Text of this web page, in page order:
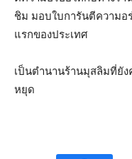
ชิม มอบใบการันตีความอ
แรกของประเทศ
เป็นตำนานร้านมุสลิมที่ยั
หยุด